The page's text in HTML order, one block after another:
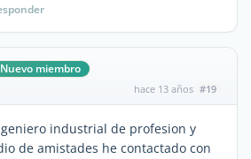
Nuevo miembro
hace 13 años #19
industrial de profesion y
de amistades he contactado con